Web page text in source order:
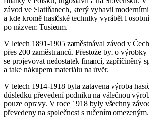
závod ve Slatiňanech, který vybavil
a kde kromě hasičské techniky vyráběl i
po názvem Tusieum.
V letech 1891-1905 zaměstnával závod v
přes 200 zaměstnanců. Přestože byl o výrobky
se projevovat nedostatek financí, zapříčiněný
a také nákupem materiálu na úvěr.
V letech 1914-1918 byla zatavena výroba
důsledku převedení podniku na válečnou
pouze opravy. V roce 1918 byly všechny
převedeny na společnost s ručením omezeným.